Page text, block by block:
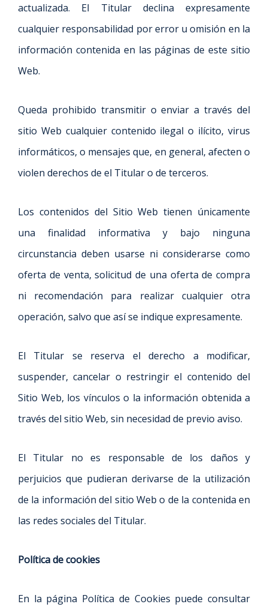
actualizada. El Titular declina expresamente
cualquier responsabilidad por error u omisión en la
información contenida en las páginas de este sitio
Web.
Queda prohibido transmitir o enviar a través del
sitio Web cualquier contenido ilegal o ilícito, virus
informáticos, o mensajes que, en general, afecten o
violen derechos de el Titular o de terceros.
Los contenidos del Sitio Web tienen únicamente
una finalidad informativa y bajo ninguna
circunstancia deben usarse ni considerarse como
oferta de venta, solicitud de una oferta de compra
ni recomendación para realizar cualquier otra
operación, salvo que así se indique expresamente.
El Titular se reserva el derecho a modificar,
suspender, cancelar o restringir el contenido del
Sitio Web, los vínculos o la información obtenida a
través del sitio Web, sin necesidad de previo aviso.
El Titular no es responsable de los daños y
perjuicios que pudieran derivarse de la utilización
de la información del sitio Web o de la contenida en
las redes sociales del Titular.
Política de cookies
En la página Política de Cookies puede consultar